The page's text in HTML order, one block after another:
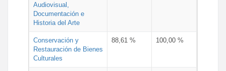
Audiovisual,
Documentación e
Historia del Arte
Conservación y
Restauración de Bienes
Culturales
88,61 % 100,00 %